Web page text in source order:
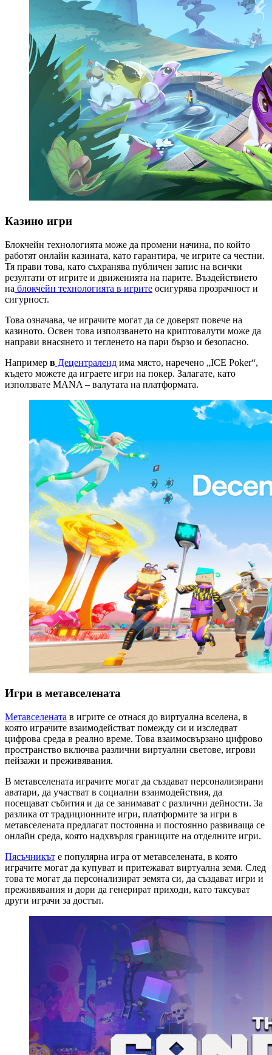
Казино игри
Блокчейн технологията може да промени начина, по който
работят онлайн казината, като гарантира, че игрите са честни.
Тя прави това, като съхранява публичен запис на всички
резултати от игрите и движенията на парите. Въздействието
на блокчейн технологията в игрите осигурява прозрачност и
сигурност.
Това означава, че играчите могат да се доверят повече на
казиното. Освен това използването на криптовалути може да
направи внасянето и тегленето на пари бързо и безопасно.
Например в Децентраленд има място, наречено „ICE Poker“,
където можете да играете игри на покер. Залагате, като
използвате MANA – валутата на платформата.
Игри в метавселената
Метавселената в игрите се отнася до виртуална вселена, в
която играчите взаимодействат помежду си и изследват
цифрова среда в реално време. Това взаимосвързано цифрово
пространство включва различни виртуални светове, игрови
пейзажи и преживявания.
В метавселената играчите могат да създават персонализирани
аватари, да участват в социални взаимодействия, да
посещават събития и да се занимават с различни дейности. За
разлика от традиционните игри, платформите за игри в
метавселената предлагат постоянна и постоянно развиваща се
онлайн среда, която надхвърля границите на отделните игри.
Пясъчникът е популярна игра от метавселената, в която
играчите могат да купуват и притежават виртуална земя. След
това те могат да персонализират земята си, да създават игри и
преживявания и дори да генерират приходи, като таксуват
други играчи за достъп.